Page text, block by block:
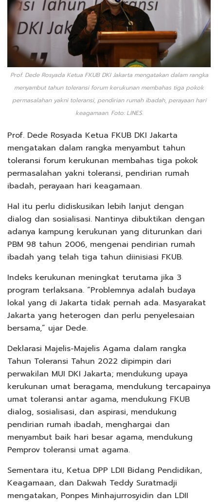
Prof. Dede Rosyada Ketua FKUB DKI Jakarta mengatakan dalam rangka
menyambut tahun toleransi forum kerukunan membahas tiga pokok
permasalahan yakni toleransi, pendirian rumah ibadah, perayaan hari
keagamaan. Foto: LINES.
Prof. Dede Rosyada Ketua FKUB DKI Jakarta
mengatakan dalam rangka menyambut tahun
toleransi forum kerukunan membahas tiga pokok
permasalahan yakni toleransi, pendirian rumah
ibadah, perayaan hari keagamaan.
Hal itu perlu didiskusikan lebih lanjut dengan
dialog dan sosialisasi. Nantinya dibuktikan dengan
adanya kampung kerukunan yang diturunkan dari
PBM 98 tahun 2006, mengenai pendirian rumah
ibadah yang telah tiga tahun diinisiasi FKUB.
Indeks kerukunan meningkat terutama jika 3
program terlaksana. “Problemnya adalah budaya
lokal yang di Jakarta tidak pernah ada. Masyarakat
Jakarta yang heterogen dan perlu penyelesaian
bersama,” ujar Dede.
Deklarasi Majelis-Majelis Agama dalam rangka
Tahun Toleransi Tahun 2022 dipimpin dari
perwakilan MUI DKI Jakarta; mendukung upaya
kerukunan umat beragama, mendukung tercapainya
umat toleransi antar agama, mendukung FKUB
dialog, sosialisasi, dan aspirasi, mendukung
pendirian rumah ibadah, menghargai dan
menyambut baik hari besar agama, mendukung
Pemprov toleransi umat agama.
Sementara itu, Ketua DPP LDII Bidang Pendidikan,
Keagamaan, dan Dakwah Teddy Suratmadji
mengatakan, Ponpes Minhajurrosyidin dan LDII